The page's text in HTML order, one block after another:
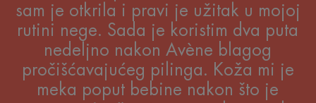
sam je otkrila i pravi je užitak u mojoj
rutini nege. Sada je koristim dva puta
nedeljno nakon Avène blagog
pročišćavajućeg pilinga. Koža mi je
meka poput bebine nakon što je